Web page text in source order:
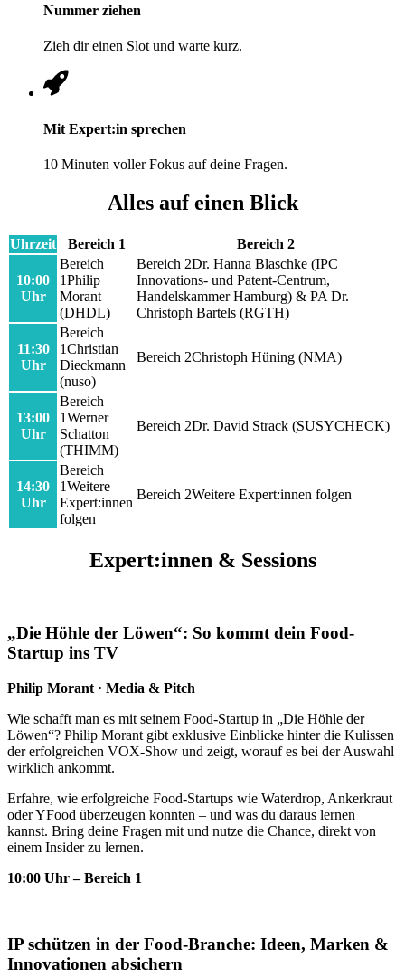
Nummer ziehen
Zieh dir einen Slot und warte kurz.
Mit Expert:in sprechen
10 Minuten voller Fokus auf deine Fragen.
Alles auf einen Blick
Uhrzeit Bereich 1 Bereich 2
10:00
Uhr
Philip
Morant
(DHDL)
Dr. Hanna Blaschke (IPC
Innovations- und Patent-Centrum,
Handelskammer Hamburg) & PA Dr.
Christoph Bartels (RGTH)
11:30
Uhr
Christian
Dieckmann
(nuso)
Christoph Hüning (NMA)
13:00
Uhr
Werner
Schatton
(THIMM)
Dr. David Strack (SUSYCHECK)
14:30
Uhr
Weitere
Expert:innen
folgen
Weitere Expert:innen folgen
Expert:innen & Sessions
„Die Höhle der Löwen“: So kommt dein Food-
Startup ins TV
Philip Morant · Media & Pitch
Wie schafft man es mit seinem Food-Startup in „Die Höhle der
Löwen“? Philip Morant gibt exklusive Einblicke hinter die Kulissen
der erfolgreichen VOX-Show und zeigt, worauf es bei der Auswahl
wirklich ankommt.
Erfahre, wie erfolgreiche Food-Startups wie Waterdrop, Ankerkraut
oder YFood überzeugen konnten – und was du daraus lernen
kannst. Bring deine Fragen mit und nutze die Chance, direkt von
einem Insider zu lernen.
10:00 Uhr – Bereich 1
IP schützen in der Food-Branche: Ideen, Marken &
Innovationen absichern